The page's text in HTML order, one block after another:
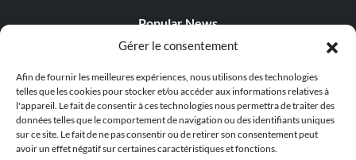
Gérer le consentement
Afin de fournir les meilleures expériences, nous utilisons des technologies
telles que les cookies pour stocker et/ou accéder aux informations relatives à
l'appareil. Le fait de consentir à ces technologies nous permettra de traiter des
données telles que le comportement de navigation ou des identifiants uniques
sur ce site. Le fait de ne pas consentir ou de retirer son consentement peut
avoir un effet négatif sur certaines caractéristiques et fonctions.
Popular News
Popular Editorials
Popular Free Games
LATEST UPDATES